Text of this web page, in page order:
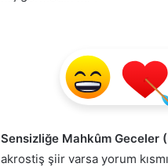
Sensizliğe Mahkûm Geceler
akrostiş şiir varsa yorum